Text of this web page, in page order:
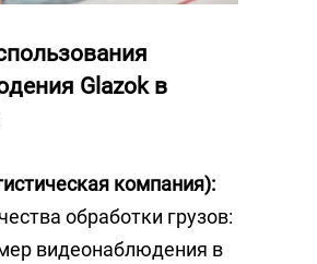
Glazok в
компания):
обработки грузов:
видеонаблюдения в